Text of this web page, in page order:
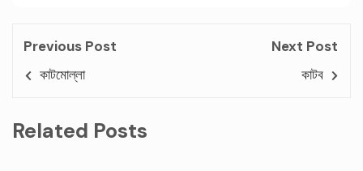
Previous Post
কাটমোল্লা
Next Post
কাটব
Related Posts